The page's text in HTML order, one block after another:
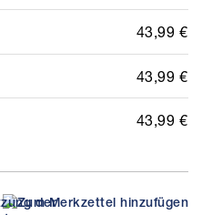
43,99 €
43,99 €
43,99 €